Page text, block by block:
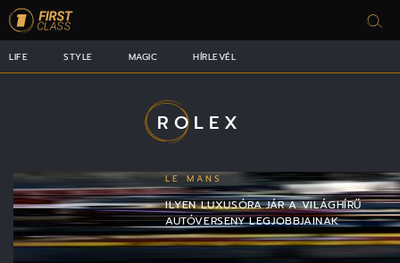
LIFE STYLE MAGIC HÍRLEVÉL
ROLEX
LE MANS
ILYEN LUXUSÓRA JÁR A VILÁGHÍRŰ
AUTÓVERSENY LEGJOBBJAINAK